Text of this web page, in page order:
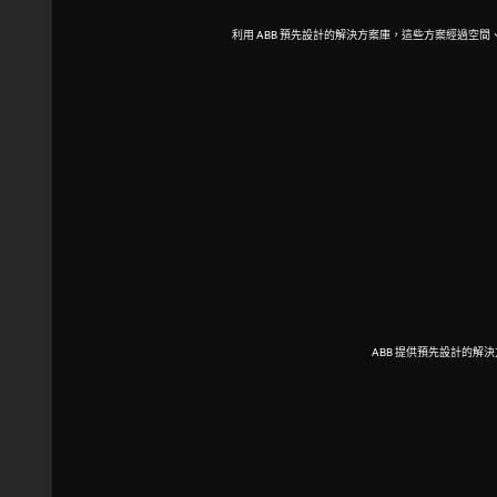
利用 ABB 預先設計的解決方案庫，這些方案經過空
ABB 提供預先設計的解